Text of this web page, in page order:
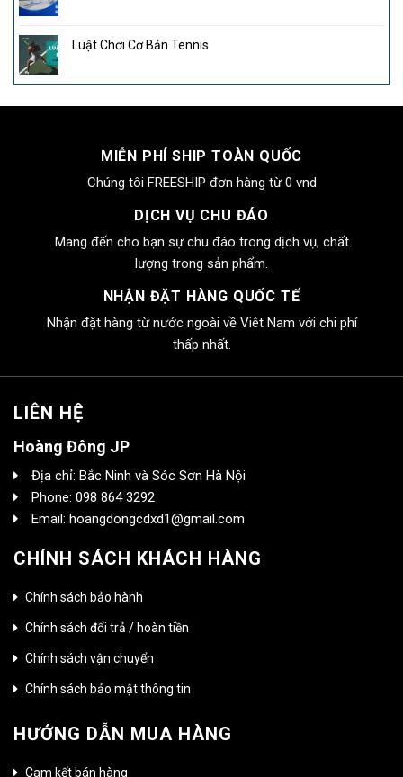
Luật Chơi Cơ Bản Tennis
MIỄN PHÍ SHIP TOÀN QUỐC
Chúng tôi FREESHIP đơn hàng từ 0 vnd
DỊCH VỤ CHU ĐÁO
Mang đến cho bạn sự chu đáo trong dịch vụ, chất
lượng trong sản phẩm.
NHẬN ĐẶT HÀNG QUỐC TẾ
Nhận đặt hàng từ nước ngoài về Viêt Nam với chi phí
thấp nhất.
LIÊN HỆ
Hoàng Đông JP
Địa chỉ: Bắc Ninh và Sóc Sơn Hà Nội
Phone: 098 864 3292
Email: hoangdongcdxd1@gmail.com
CHÍNH SÁCH KHÁCH HÀNG
Chính sách bảo hành
Chính sách đổi trả / hoàn tiền
Chính sách vận chuyển
Chính sách bảo mật thông tin
HƯỚNG DẪN MUA HÀNG
Cam kết bán hàng